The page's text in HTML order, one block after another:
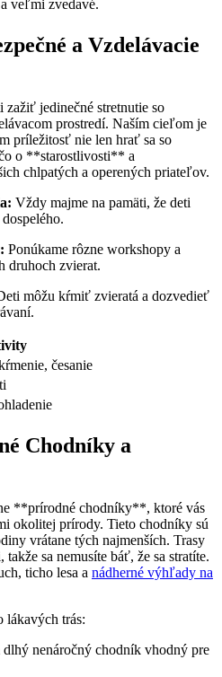
veľmi zvedavé.
a Vzdelávacie
zažiť jedinečné stretnutie so
prostredí. Naším cieľom je
príležitosť nie len hrať sa so
o **starostlivosti** a
chlpatých a operených priateľov.
Vždy majme na pamäti, že deti
Ponúkame rôzne workshopy a
druhoch zvierat.
môžu kŕmiť zvieratá a dozvedieť
česanie
Chodníky a
**prírodné chodníky**, ktoré vás
okolitej prírody. Tieto chodníky sú
vrátane tých najmenších. Trasy
sa nemusíte báť, že sa stratíte.
ticho lesa a nádherné výhľady na
lákavých trás:
dlhý nenáročný chodník vhodný pre